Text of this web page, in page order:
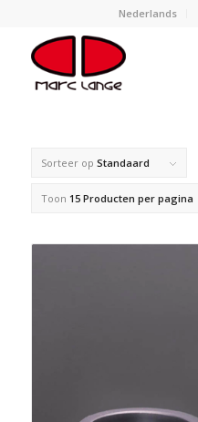
Nederlands
Sorteer op Standaard
Toon 15 Producten per pagina